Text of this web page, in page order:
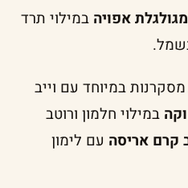
אפויה במילוי תרד
במיוחד עם וייב
במילוי חלמון ורוטב
קרם אריסה עם לימון